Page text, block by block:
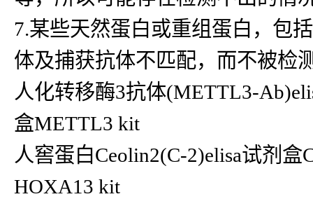
7.某些天然蛋白或重组蛋白，包
体及捕获抗体不匹配，而不被检
人化转移酶3抗体(METTL3-
盒METTL3 kit
人窖蛋白Ceolin2(C-2)elisa试剂
HOXA13 kit